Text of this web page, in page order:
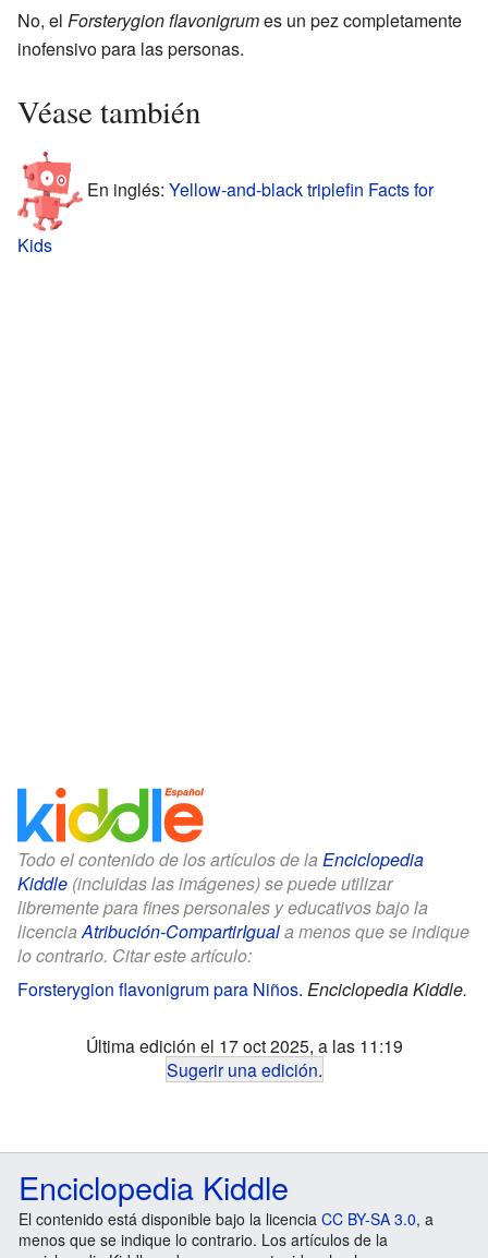
No, el Forsterygion flavonigrumes un pez completamente
inofensivo para las personas.
Véase también
En inglés: Yellow-and-black triplefin Facts for
Kids
Todo el contenido de los artículos de la Enciclopedia
Kiddle (incluidas las imágenes) se puede utilizar
libremente para fines personales y educativos bajo la
licenciaAtribución-CompartirIguala menos que se indique
lo contrario. Citar este artículo:
Forsterygion flavonigrum para Niños. Enciclopedia Kiddle.
Última edición el 17 oct 2025, a las 11:19
Sugerir una edición.
Enciclopedia Kiddle
El contenido está disponible bajo la licencia CC BY-SA 3.0, a
menos que se indique lo contrario. Los artículos de la